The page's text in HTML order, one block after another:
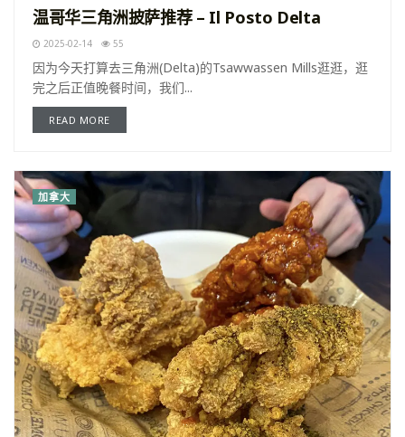
温哥华三角洲披萨推荐 – Il Posto Delta
2025-02-14 55
因为今天打算去三角洲(Delta)的Tsawwassen Mills逛逛，逛
完之后正值晚餐时间，我们...
READ MORE
加拿大